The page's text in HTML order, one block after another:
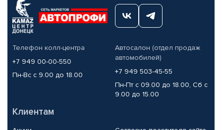
Телефон колл-центра
+7 949 00-00-550
Пн-Вс с 9.00 до 18.00
Автосалон (отдел продаж
автомобилей)
+7 949 503-45-55
Пн-Пт с 09.00 до 18.00, Сб с
9.00 до 15.00
Клиентам